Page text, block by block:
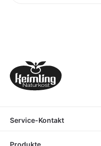
Service-Kontakt
Produkte